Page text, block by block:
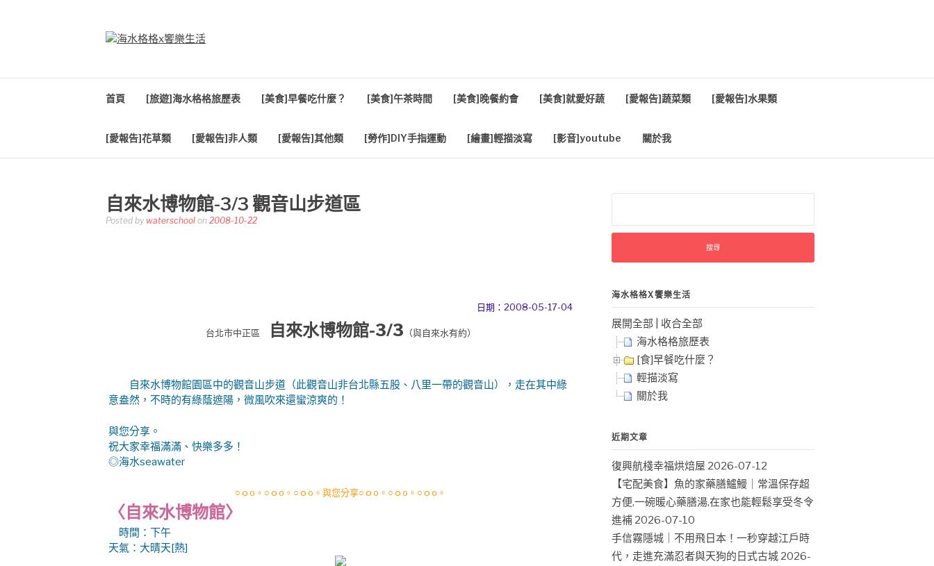
首頁 [旅遊]海水格格旅歷表 [美食]早餐吃什麼？ [美食]午茶時間 [美食]晚餐約會 [美食]就愛好蔬 [愛報告]蔬菜類 [愛報告]水果類
[愛報告]花草類 [愛報告]非人類 [愛報告]其他類 [勞作]DIY手指運動 [繪畫]輕描淡寫 [影音]youtube 關於我
自來水博物館-3/3 觀音山步道區
Posted by waterschool on 2008-10-22
日期：2008-05-17-04
台北市中正區 自來水博物館-3/3 （與自來水有約）
自來水博物館園區中的觀音山步道（此觀音山非台北縣五股、八里一帶的觀音山），走在其中綠
意盎然，不時的有綠蔭遮陽，微風吹來還蠻涼爽的！
與您分享。
祝大家幸福滿滿、快樂多多！
◎海水seawater
○ｏo。○ｏo。○ｏo。與您分享○ｏo。○ｏo。○ｏo。
〈自來水博物館〉
時間 ：下午
天氣：大晴天[熱]
關
字:
海水格格X饗樂生活
展開全部
收合全部
海水格格旅歷表
[食]早餐吃什麼？
輕描淡寫
關於我
近期文章
復興航棧幸福烘焙屋 2026-07-12
【宅配美食】魚的家藥膳鱸鰻｜常溫保存超
方便,一碗暖心藥膳湯,在家也能輕鬆享受冬令
進補 2026-07-10
手信霧隱城｜不用飛日本！一秒穿越江戶時
代，走進充滿忍者與天狗的日式古城 2026-